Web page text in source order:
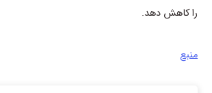
را کاهش دهد.
منبع